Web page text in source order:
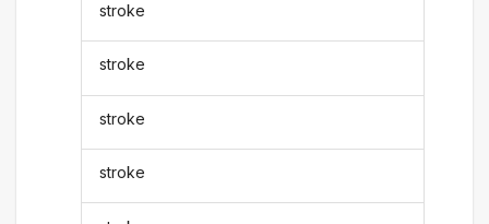
stroke
stroke
stroke
stroke